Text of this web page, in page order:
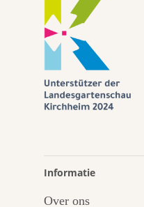
Informatie
Over ons